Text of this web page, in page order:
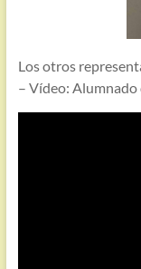
Los otros
– Vídeo: Alumnado